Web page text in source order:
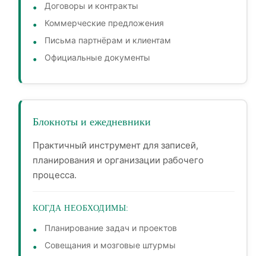
Договоры и контракты
Коммерческие предложения
Письма партнёрам и клиентам
Официальные документы
Блокноты и ежедневники
Практичный инструмент для записей,
планирования и организации рабочего
процесса.
КОГДА НЕОБХОДИМЫ:
Планирование задач и проектов
Совещания и мозговые штурмы